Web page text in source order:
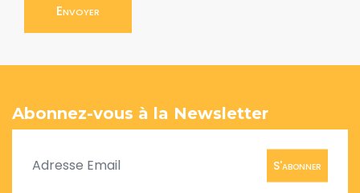
Envoyer
Abonnez-vous à la Newsletter
S'abonner